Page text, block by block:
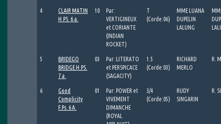
4
CLAIR MATIN
H.PS. 6 a.
10
Par:
VERTIGINEUX
et CORIANTE
(INDIAN
ROCKET)
T
(Corde:06)
MME LUANA
DUPELIN
LALUNG
5
BRIDEGO
BRIDGE H.PS.
7 a.
03
Par: LITERATO
et PERSPICACE
(SAGACITY)
1.5
(Corde:03)
RICHARD
MERLO
R.
6
Good
Complicity
F.Ps. 6 A.
01
Par: POWER et
VIVEMENT
DIMANCHE
(ROYAL
3/4
(Corde:05)
RUDY
SINGARIN
R.